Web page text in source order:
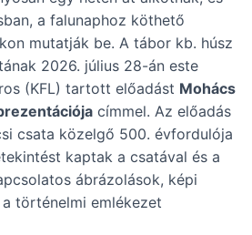
a falunaphoz köthető
mutatják be. A tábor kb. húsz
2026. július 28-án este
(KFL) tartott előadást Mohács
címmel. Az előadás
csata közelgő 500. évfordulója
kaptak a csatával és a
ábrázolások, képi
történelmi emlékezet